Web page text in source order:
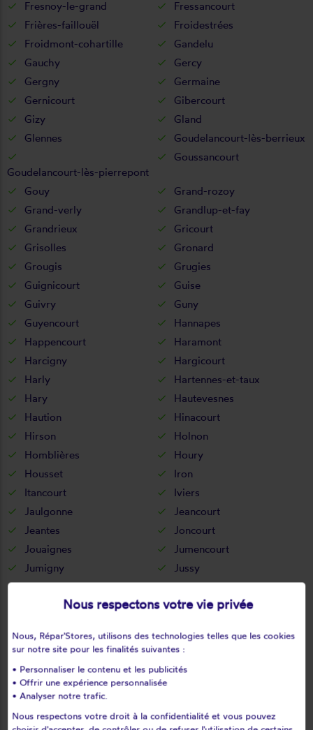
Fresnoy-le-grand
Fressancourt
Frières-faillouël
Froidestrées
Froidmont-cohartille
Gandelu
Gauchy
Gercy
Gergny
Germaine
Gernicourt
Gibercourt
Gizy
Gland
Glennes
Goudelancourt-lès-berrieux
Goudelancourt-lès-pierrepont
Goussancourt
Gouy
Grand-rozoy
Grand-verly
Grandlup-et-fay
Grandrieux
Gricourt
Grisolles
Gronard
Grougis
Grugies
Guignicourt
Guise
Guivry
Guny
Guyencourt
Hannapes
Happencourt
Haramont
Harcigny
Hargicourt
Harly
Hartennes-et-taux
Hary
Hautevesnes
Haution
Hinacourt
Hirson
Holnon
Homblières
Houry
Housset
Iron
Itancourt
Iviers
Jaulgonne
Jeancourt
Jeantes
Joncourt
Jouaignes
Jumencourt
Jumigny
Jussy
Juvigny
Juvincourt-et-damary
La bouteille
La capelle
La chapelle-sur-chézy
La croix-sur-ourcq
La ferté-milon
La malmaison
La neuville-en-beine
La neuville-housset
Nous respectons votre vie privée
Nous, Répar'Stores, utilisons des technologies telles que les cookies
sur notre site pour les finalités suivantes :
• Personnaliser le contenu et les publicités
• Offrir une expérience personnalisée
• Analyser notre trafic.
Nous respectons votre droit à la confidentialité et vous pouvez